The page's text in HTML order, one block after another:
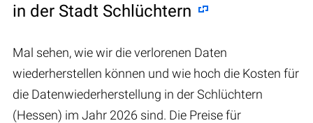
in der Stadt Schlüchtern
Mal sehen, wie wir die verlorenen Daten
wiederherstellen können und wie hoch die Kosten für
die Datenwiederherstellung in der Schlüchtern
(Hessen) im Jahr 2026 sind. Die Preise für